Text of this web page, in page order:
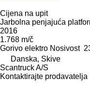
Cijena na upit
Jarbolna penjajuća
2016
1.768 m/č
Gorivo elektro Nosivost
Danska, Skive
Scantruck A/S
Kontaktirajte prodavatelja